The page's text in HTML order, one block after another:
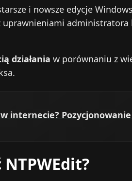
i nowsze edycje
uprawnieniami administratora
działania w porównaniu z
internecie? Pozycjonowanie